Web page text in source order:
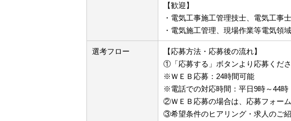
【歓迎】
・電気工事施工管理技士、電気工事
・電気施工管理、現場作業等電気領
選考フロー
【応募方法・応募後の流れ】
①「応募する」ボタンより応募くださ
※ＷＥＢ応募：24時間可能
※電話での対応時間：平日9時～44時
②ＷＥＢ応募の場合は、応募フォー
③希望条件のヒアリング・求人のご紹